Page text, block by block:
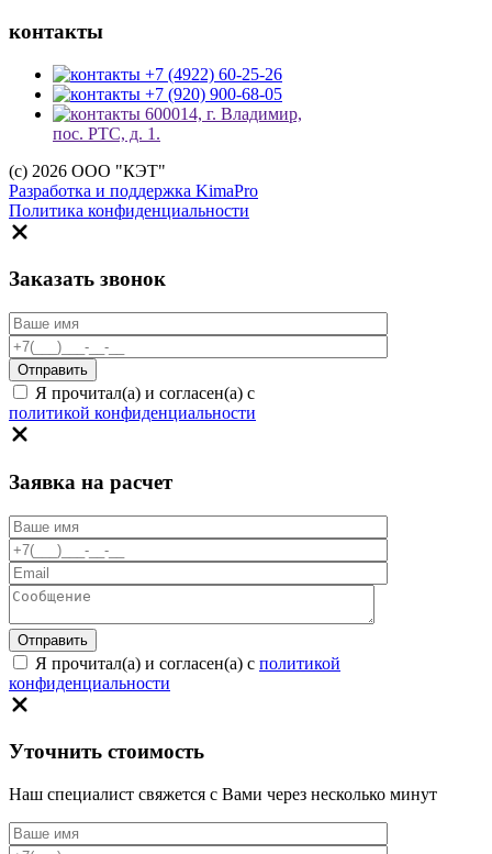
контакты
+7 (4922) 60-25-26
+7 (920) 900-68-05
600014, г. Владимир,
пос. РТС, д. 1.
(c) 2026 ООО "КЭТ"
Разработка и поддержка KimaPro
Политика конфиденциальности
Заказать звонок
Я прочитал(а) и согласен(а) с
политикой конфиденциальности
Заявка на расчет
Я прочитал(а) и согласен(а) с политикой
конфиденциальности
Уточнить стоимость
Наш специалист свяжется с Вами через несколько минут